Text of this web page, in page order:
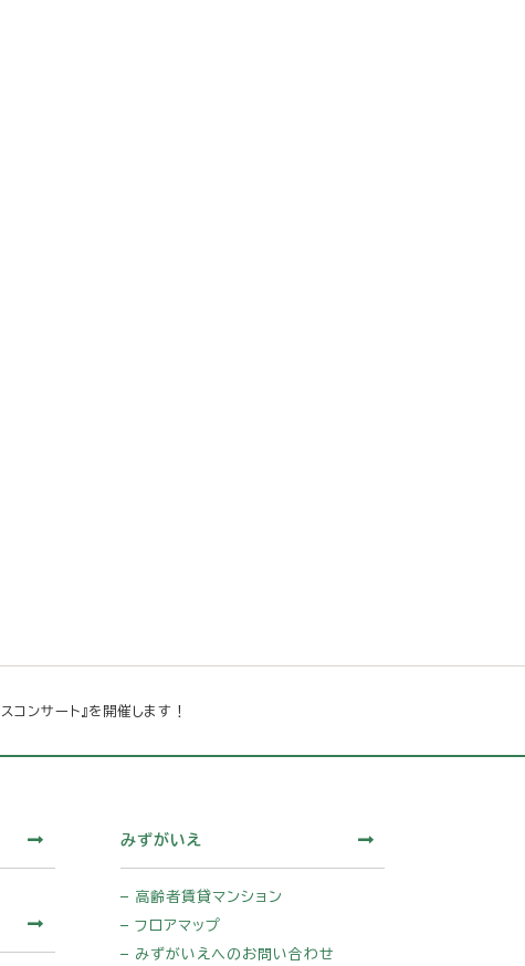
ンサート』を開催します！
みずがいえ
高齢者賃貸マンション
フロアマップ
みずがいえへのお問い合わせ